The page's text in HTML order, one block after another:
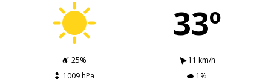
33º
25%
11 km/h
1009 hPa
1%